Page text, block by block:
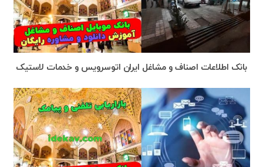
بانک اطلاعات اصناف و مشاغل ایران اتوسرویس و خدمات لاستیک